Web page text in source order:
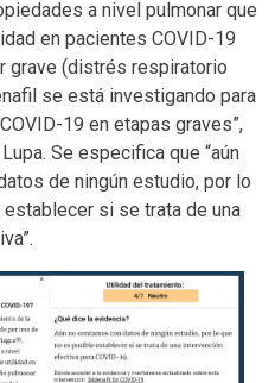
a nivel pulmonar que
en pacientes COVID-19
grave (distrés respiratorio
se está investigando para
19 en etapas graves”,
Se especifica que “aún
de ningún estudio, por lo
si se trata de una